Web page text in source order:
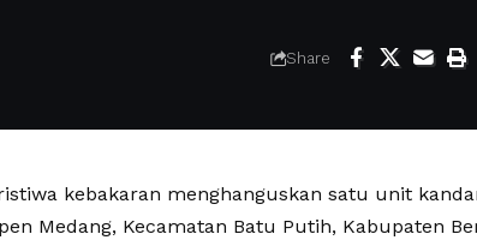
Share
kebakaran menghanguskan satu unit
Medang, Kecamatan Batu Putih, Kabupaten